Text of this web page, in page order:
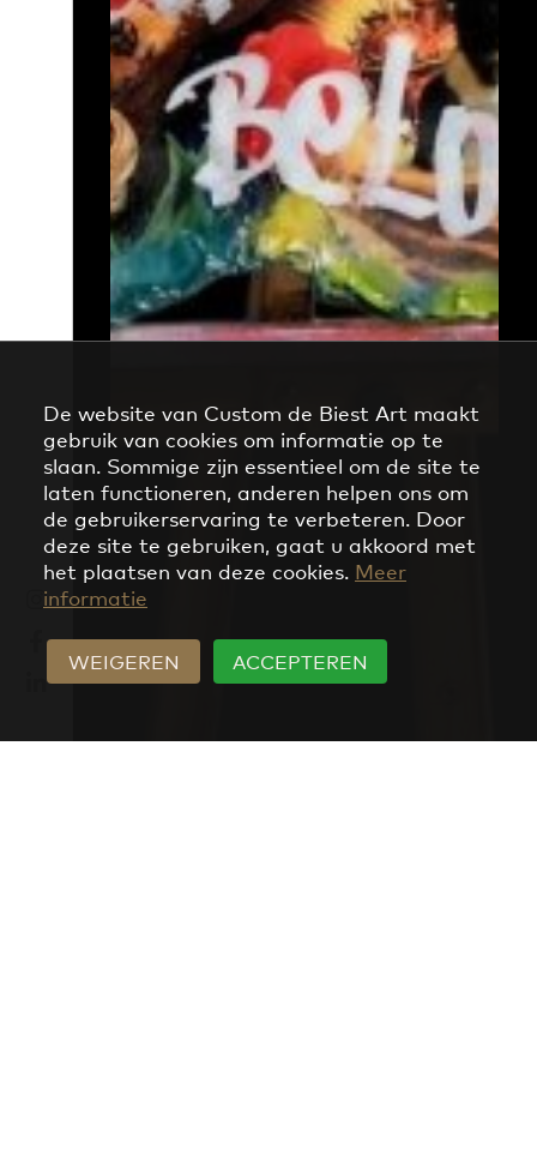
De website van Custom de Biest Art maakt
gebruik van cookies om informatie op te
slaan. Sommige zijn essentieel om de site te
laten functioneren, anderen helpen ons om
de gebruikerservaring te verbeteren. Door
deze site te gebruiken, gaat u akkoord met
het plaatsen van deze cookies. Meer
informatie
WEIGEREN ACCEPTEREN